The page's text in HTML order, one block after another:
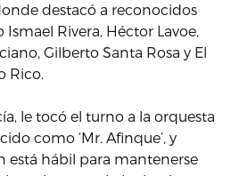
destacó a reconocidos
Rivera, Héctor Lavoe,
Gilberto Santa Rosa y El
Rico.
le tocó el turno a la orquesta
como ‘Mr. Afinque’, y
está hábil para mantenerse